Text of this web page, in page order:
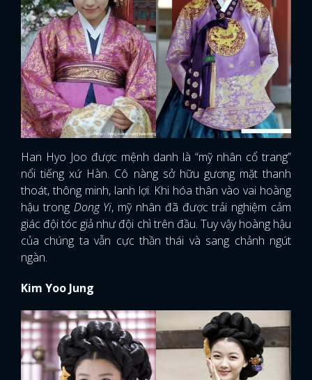
Han Hyo Joo được mệnh danh là “mỹ nhân cổ trang”
nổi tiếng xứ Hàn. Cô nàng sở hữu gương mặt thanh
thoát, thông minh, lanh lợi. Khi hóa thân vào vai hoàng
hậu trong Dong Yi, mỹ nhân đã được trải nghiệm cảm
giác đội tóc giả như đội chì trên đầu. Tuy vậy hoàng hậu
của chúng ta vẫn cực thần thái và sang chảnh ngút
ngàn.
Kim Yoo Jung